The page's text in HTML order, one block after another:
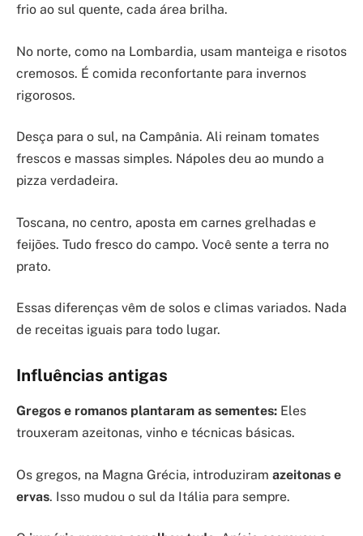
frio ao sul quente, cada área brilha.
No norte, como na Lombardia, usam manteiga e risotos
cremosos. É comida reconfortante para invernos
rigorosos.
Desça para o sul, na Campânia. Ali reinam tomates
frescos e massas simples. Nápoles deu ao mundo a
pizza verdadeira.
Toscana, no centro, aposta em carnes grelhadas e
feijões. Tudo fresco do campo. Você sente a terra no
prato.
Essas diferenças vêm de solos e climas variados. Nada
de receitas iguais para todo lugar.
Influências antigas
Gregos e romanos plantaram as sementes: Eles
trouxeram azeitonas, vinho e técnicas básicas.
Os gregos, na Magna Grécia, introduziram azeitonas e
ervas. Isso mudou o sul da Itália para sempre.